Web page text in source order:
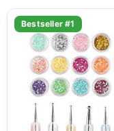
Bestseller #1